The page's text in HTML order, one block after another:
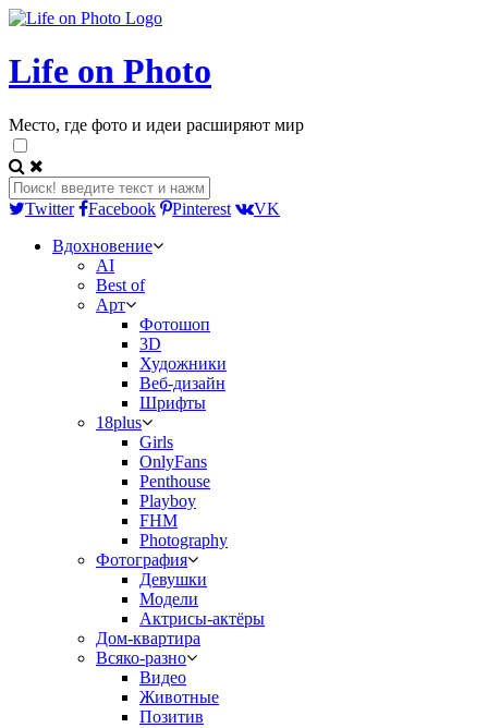
Life on Photo
Место, где фото и идеи расширяют мир
Twitter Facebook Pinterest
VK
Вдохновение
AI
Best of
Арт
Фотошоп
3D
Художники
Веб-дизайн
Шрифты
18plus
Girls
OnlyFans
Penthouse
Playboy
FHM
Photography
Фотография
Девушки
Модели
Актрисы-актёры
Дом-квартира
Всяко-разно
Видео
Животные
Позитив